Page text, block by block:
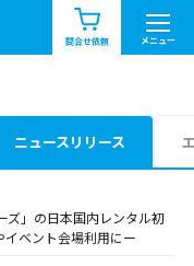
問合せ依頼 メニュー
お知らせ一覧
中国・四国
ニュースリリース
ズ」の日本国内レンタル初
ベント会場利用にー